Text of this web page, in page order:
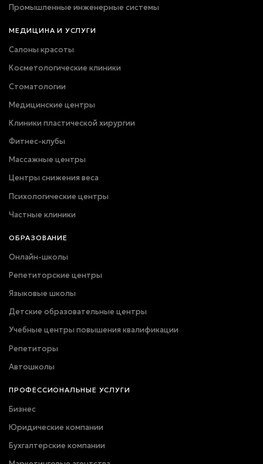
Промышленные инженерные системы
МЕДИЦИНА И УСЛУГИ
Салоны красоты
Косметологические клиники
Стоматологии
Медицинские центры
Клиники пластической хирургии
Фитнес-клубы
Массажные центры
Центры снижения веса
Психологические центры
Частные клиники
ОБРАЗОВАНИЕ
Онлайн-школы
Репетиторские центры
Языковые школы
Детские образовательные центры
Учебные центры повышения квалификации
Репетиторы
Автошколы
ПРОФЕССИОНАЛЬНЫЕ УСЛУГИ
Бизнес
Юридические компании
Бухгалтерские компании